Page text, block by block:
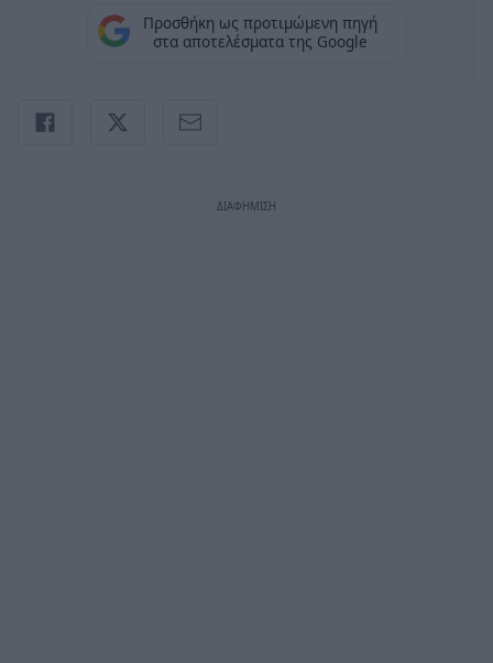
Προσθήκη ως προτιμώμενη πηγή
στα αποτελέσματα της Google